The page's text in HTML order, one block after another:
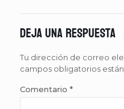
Deja una respuesta
Tu dirección de correo
campos obligatorios
Comentario *